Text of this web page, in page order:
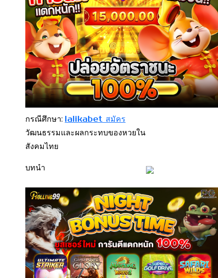
กรณีศึกษา: lalikabet สมัคร
วัฒนธรรมและผลกระทบของหวยใน
สังคมไทย
บทนำ